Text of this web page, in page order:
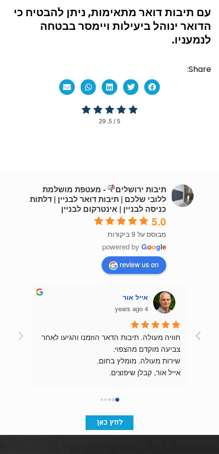
עם תיבות דואר מתאימות, ניתן להבטיח כי
הדואר ינוהל ביעילות ויימסר בבטחה
לנמעניו.
Share:
5
/ 5.
29
תיבות ירושלים
- מעטפת מושלמת
ללובי שלכם | תיבות דואר לבניין | דלתות
כניסה לבניין | אינטרקום לבניין
5.0
מבוסס על 9 ביקורות
powered by Google
review us on
אייל אור
4 years ago
צביעה מוקדם מהצפוי.
שירות מעולה. מומלץ בחום.
אייל אור, קבלן שיפוצים.
לחץ כאן